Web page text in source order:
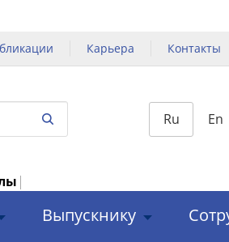
Карьера Контакты
Ru En
|
Выпускнику